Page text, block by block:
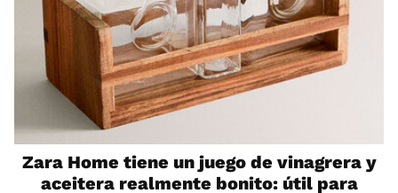
Zara Home tiene un juego de vinagrera y
aceitera realmente bonito: útil para